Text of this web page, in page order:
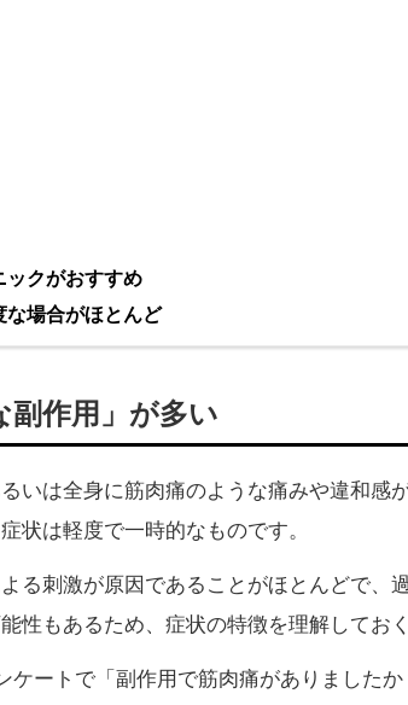
ックがおすすめ
な場合がほとんど
副作用」が多い
いは全身に筋肉痛のような痛みや違和感
状は軽度で一時的なものです。
る刺激が原因であることがほとんどで、
性もあるため、症状の特徴を理解してお
ートで「副作用で筋肉痛がありました